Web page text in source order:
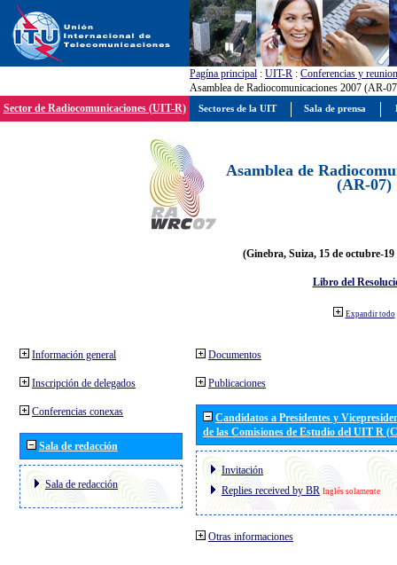
Pagína principal : UIT-R : Conferencias y
Asamblea de Radiocomunicaciones 2007 (AR-
Sector de Radiocomunicaciones (UIT-R)
Asamblea de
(AR-07)
(Ginebra, Suiza, 15 de octubre-19
Libro del
Expandir todo
Información general
Inscripción de delegados
Conferencias conexas
Sala de redacción
Sala de redacción
Documentos
Publicaciones
Candidatos a Presidentes y
de las Comisiones de Estudio del UIT R
Invitación
Replies received by BR Inglés solamente
Otras informaciones
Sectores de la UIT Sala de prensa